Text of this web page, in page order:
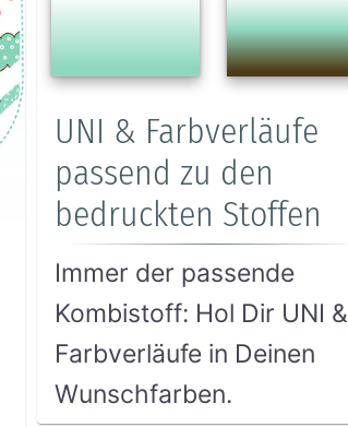
UNI & Farbverläufe
passend zu den
bedruckten Stoffen
Immer der passende
Kombistoff: Hol Dir UNI &
Farbverläufe in Deinen
Wunschfarben.